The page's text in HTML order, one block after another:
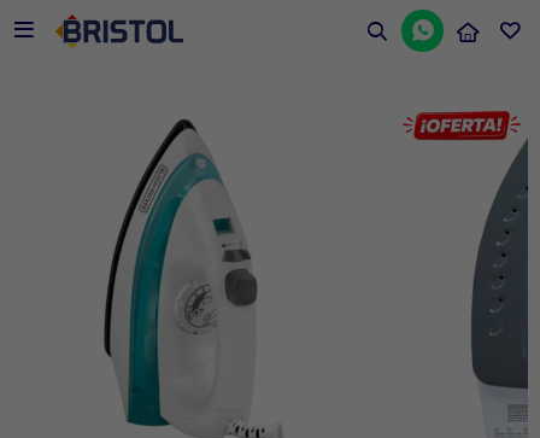

